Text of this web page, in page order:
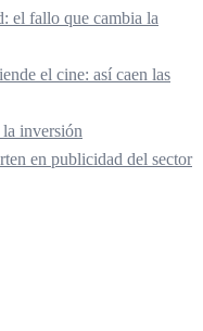
el fallo que cambia la
el cine: así caen las
la inversión
en publicidad del sector